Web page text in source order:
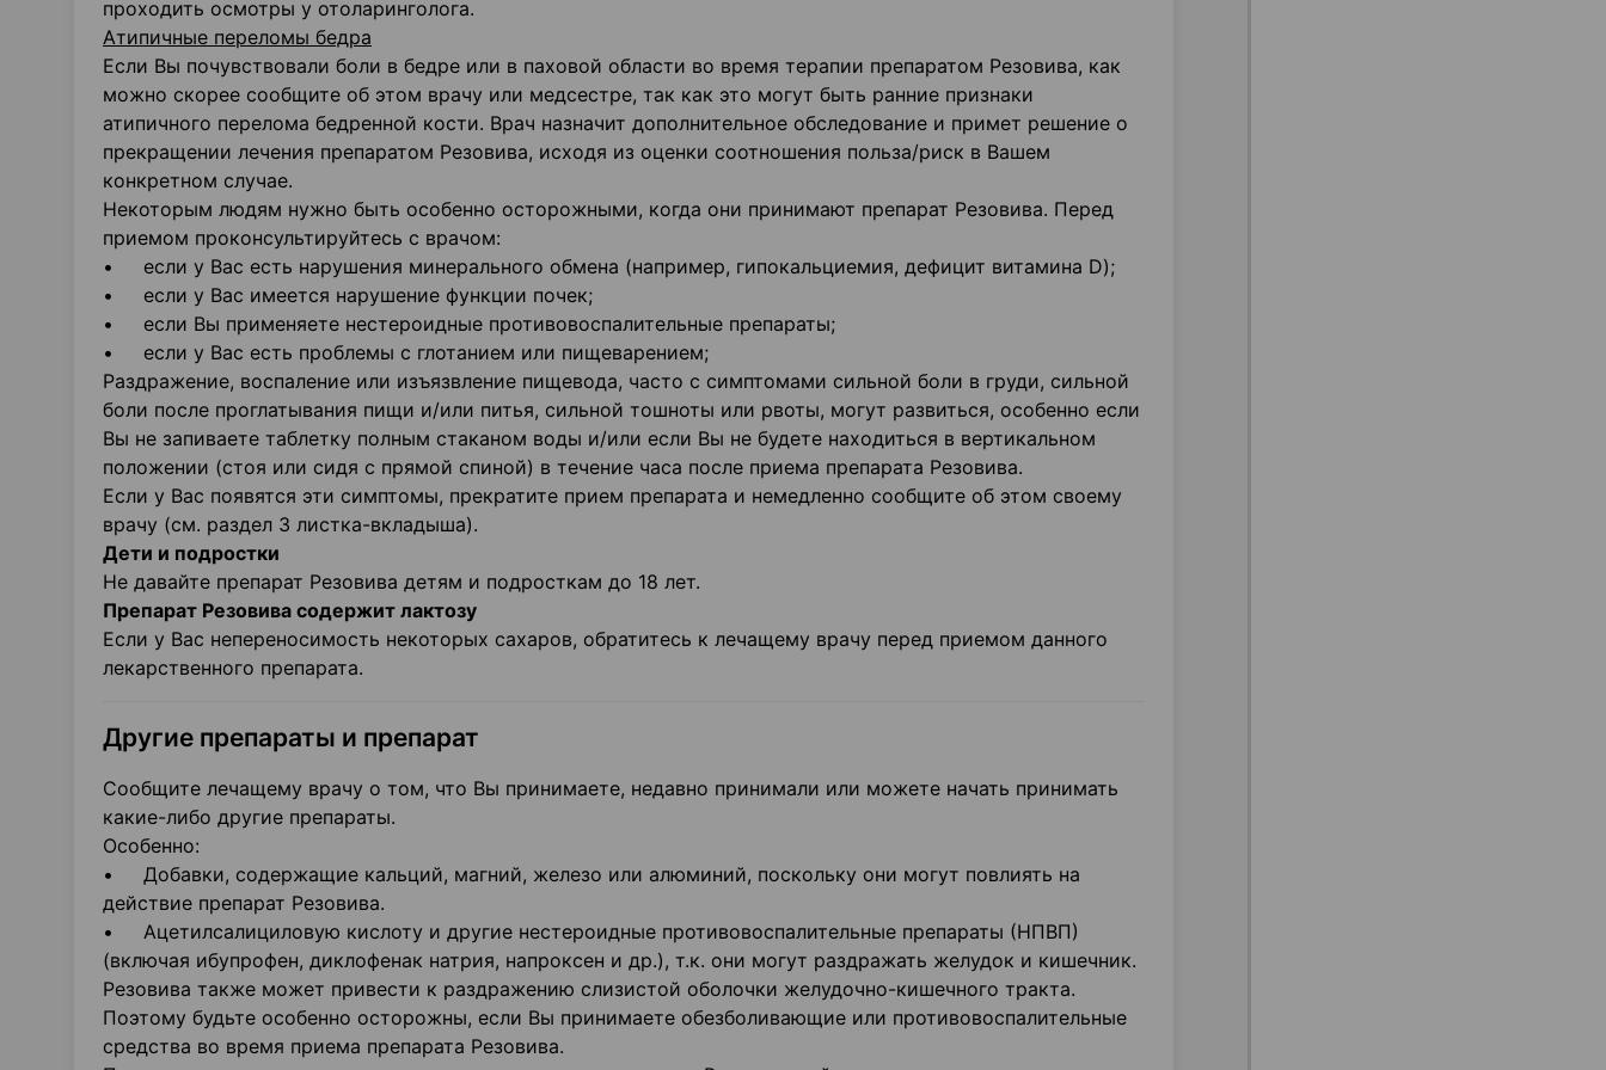
проходить осмотры у отоларинголога.
Атипичные переломы бедра
Если Вы почувствовали боли в бедре или в паховой области во время терапии препаратом Резовива, как
можно скорее сообщите об этом врачу или медсестре, так как это могут быть ранние признаки
атипичного перелома бедренной кости. Врач назначит дополнительное обследование и примет решение о
прекращении лечения препаратом Резовива, исходя из оценки соотношения польза/риск в Вашем
конкретном случае.
Некоторым людям нужно быть особенно осторожными, когда они принимают препарат Резовива. Перед
приемом проконсультируйтесь с врачом:
• если у Вас есть нарушения минерального обмена (например, гипокальциемия, дефицит витамина D);
• если у Вас имеется нарушение функции почек;
• если Вы применяете нестероидные противовоспалительные препараты;
• если у Вас есть проблемы с глотанием или пищеварением;
Раздражение, воспаление или изъязвление пищевода, часто с симптомами сильной боли в груди, сильной
боли после проглатывания пищи и/или питья, сильной тошноты или рвоты, могут развиться, особенно если
Вы не запиваете таблетку полным стаканом воды и/или если Вы не будете находиться в вертикальном
положении (стоя или сидя с прямой спиной) в течение часа после приема препарата Резовива.
Если у Вас появятся эти симптомы, прекратите прием препарата и немедленно сообщите об этом своему
врачу (см. раздел 3 листка-вкладыша).
Дети и подростки
Не давайте препарат Резовива детям и подросткам до 18 лет.
Препарат Резовива содержит лактозу
Если у Вас непереносимость некоторых сахаров, обратитесь к лечащему врачу перед приемом данного
лекарственного препарата.
Другие препараты и препарат
Сообщите лечащему врачу о том, что Вы принимаете, недавно принимали или можете начать принимать
какие-либо другие препараты.
Особенно:
• Добавки, содержащие кальций, магний, железо или алюминий, поскольку они могут повлиять на
действие препарат Резовива.
• Ацетилсалициловую кислоту и другие нестероидные противовоспалительные препараты (НПВП)
(включая ибупрофен, диклофенак натрия, напроксен и др.), т.к. они могут раздражать желудок и кишечник.
Резовива также может привести к раздражению слизистой оболочки желудочно-кишечного тракта.
Поэтому будьте особенно осторожны, если Вы принимаете обезболивающие или противовоспалительные
средства во время приема препарата Резовива.